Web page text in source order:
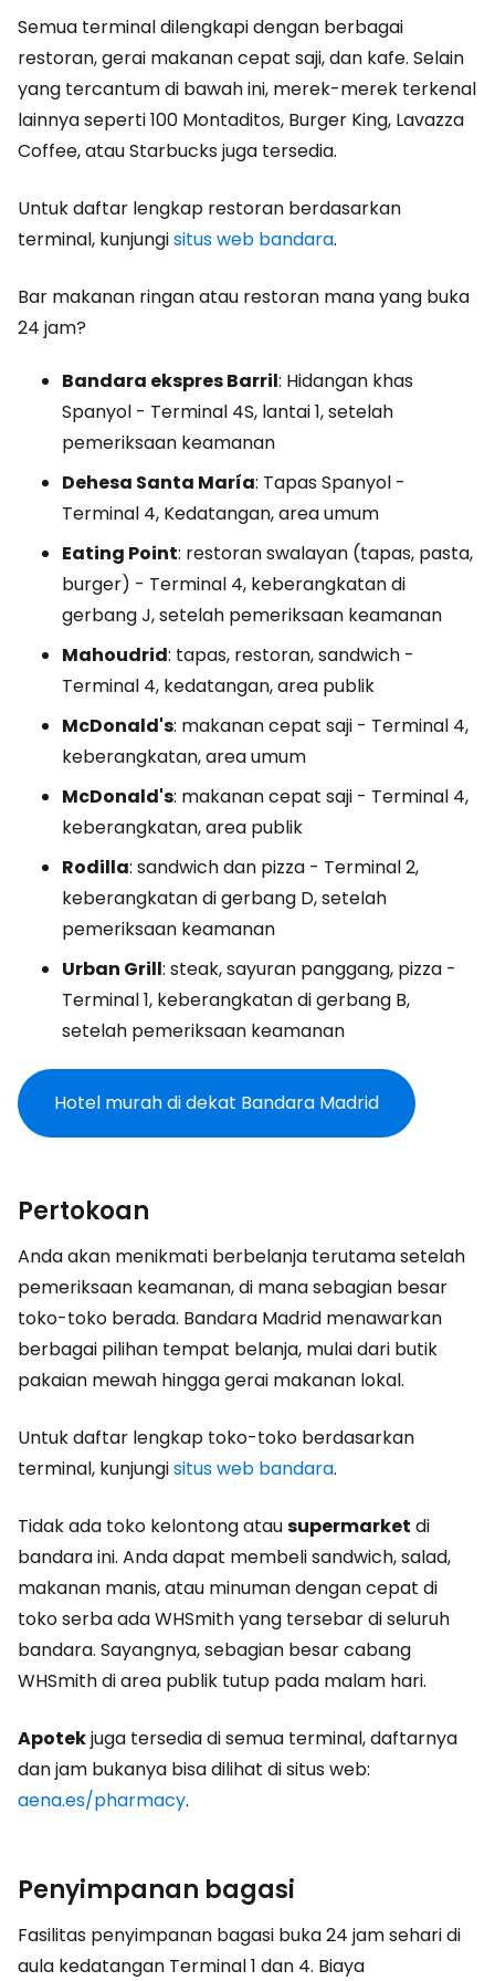
Semua terminal dilengkapi dengan berbagai
restoran, gerai makanan cepat saji, dan kafe. Selain
yang tercantum di bawah ini, merek-merek terkenal
lainnya seperti 100 Montaditos, Burger King, Lavazza
Coffee, atau Starbucks juga tersedia.
Untuk daftar lengkap restoran berdasarkan
terminal, kunjungisitus web bandara.
Bar makanan ringan atau restoran mana yang buka
24 jam?
Bandara ekspres Barril: Hidangan khas
Spanyol - Terminal 4S, lantai 1, setelah
pemeriksaan keamanan
Dehesa Santa María: Tapas Spanyol -
Terminal 4, Kedatangan, area umum
Eating Point: restoran swalayan (tapas, pasta,
burger) - Terminal 4, keberangkatan di
gerbang J, setelah pemeriksaan keamanan
Mahoudrid: tapas, restoran, sandwich -
Terminal 4, kedatangan, area publik
McDonald's: makanan cepat saji - Terminal 4,
keberangkatan, area umum
McDonald's: makanan cepat saji - Terminal 4,
keberangkatan, area publik
Rodilla: sandwich dan pizza - Terminal 2,
keberangkatan di gerbang D, setelah
pemeriksaan keamanan
Urban Grill: steak, sayuran panggang, pizza -
Terminal 1, keberangkatan di gerbang B,
setelah pemeriksaan keamanan
Hotel murah di dekat Bandara Madrid
Pertokoan
Anda akan menikmati berbelanja terutama setelah
pemeriksaan keamanan, di mana sebagian besar
toko-toko berada. Bandara Madrid menawarkan
berbagai pilihan tempat belanja, mulai dari butik
pakaian mewah hingga gerai makanan lokal.
Untuk daftar lengkap toko-toko berdasarkan
terminal, kunjungisitus web bandara.
Tidak ada toko kelontong atausupermarket di
bandara ini. Anda dapat membeli sandwich, salad,
makanan manis, atau minuman dengan cepat di
toko serba ada WHSmith yang tersebar di seluruh
bandara. Sayangnya, sebagian besar cabang
WHSmith di area publik tutup pada malam hari.
Apotekjuga tersedia di semua terminal, daftarnya
dan jam bukanya bisa dilihat di situs web:
aena.es/pharmacy.
Penyimpanan bagasi
Fasilitas penyimpanan bagasi buka 24 jam sehari di
aula kedatangan Terminal 1 dan 4. Biaya